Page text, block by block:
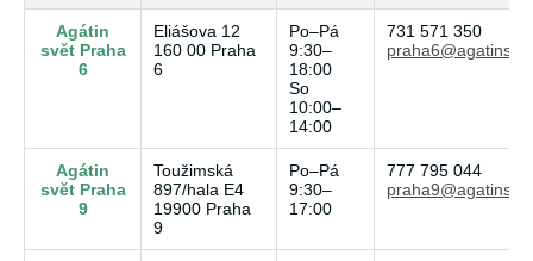
Agátin
svět Praha
6
Eliášova 12
160 00 Praha
6
Po–Pá
9:30–
18:00
So
10:00–
14:00
731 571 350
Agátin
svět Praha
9
Toužimská
897/hala E4
19900 Praha
9
Po–Pá
9:30–
17:00
777 795 044